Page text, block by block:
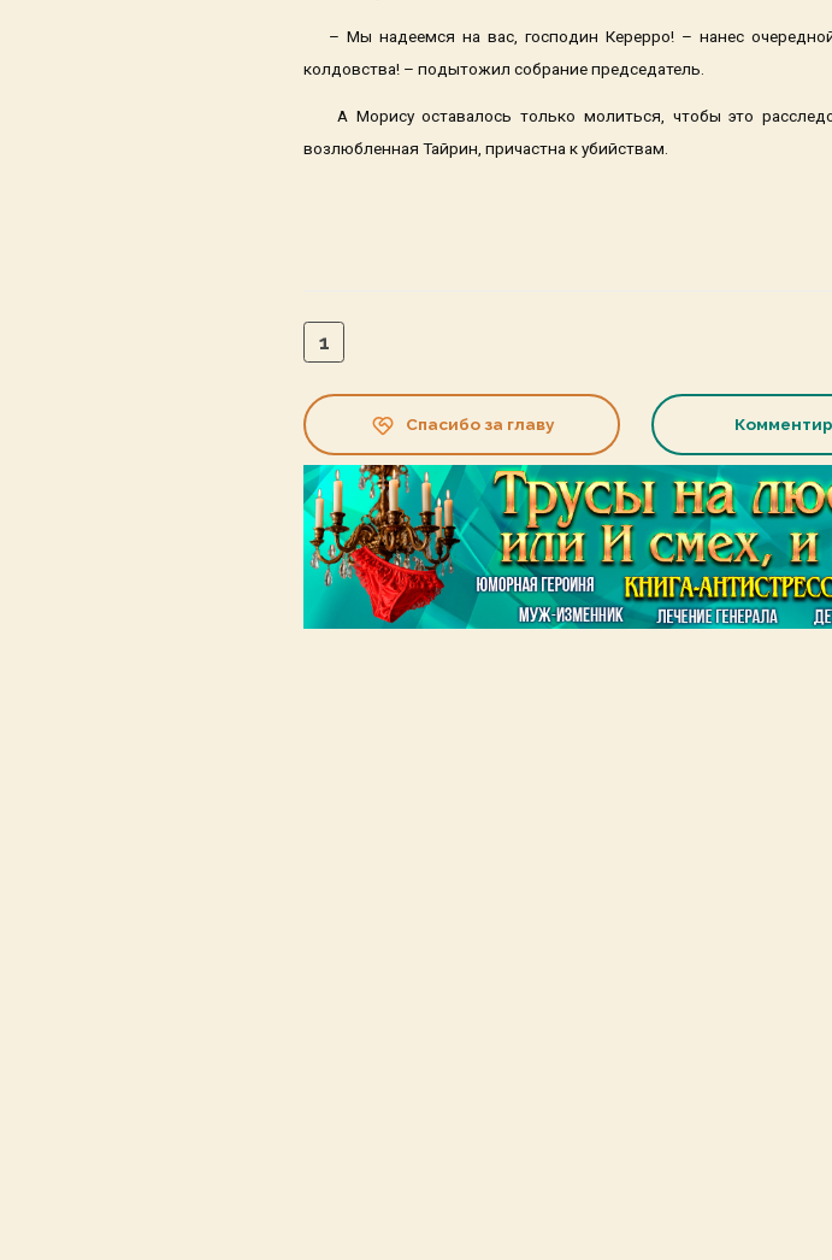
– Мы надеемся на вас, господин Керерро! – нанес
колдовства! – подытожил собрание председатель.
А Морису оставалось только молиться, чтобы это
возлюбленная Тайрин, причастна к убийствам.
1
Спасибо за главу